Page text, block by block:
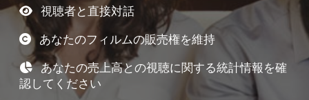
視聴者と直接対話
あなたのフィルムの販売権を維持
あなたの売上高との視聴に関する統計情報を確
認してください